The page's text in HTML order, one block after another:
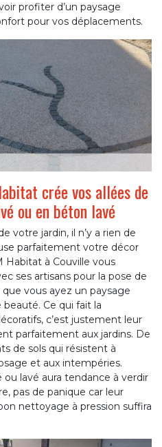
profiter d’un paysage
pour vos déplacements.
crée vos allées de
ou en béton lavé
votre jardin, il n’y a rien de
parfaitement votre décor
Habitat à Couville vous
ses artisans pour la pose de
vous ayez un paysage
Ce qui fait la
c’est justement leur
parfaitement aux jardins. De
de sols qui résistent à
et aux intempéries.
lavé aura tendance à verdir
pas de panique car leur
nettoyage à pression suffira